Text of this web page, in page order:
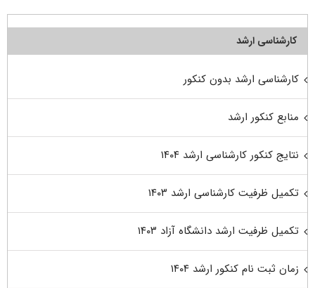
کارشناسی ارشد
کارشناسی ارشد بدون کنکور
منابع کنکور ارشد
نتایج کنکور کارشناسی ارشد ۱۴۰۴
تکمیل ظرفیت کارشناسی ارشد ۱۴۰۳
تکمیل ظرفیت ارشد دانشگاه آزاد ۱۴۰۳
زمان ثبت نام کنکور ارشد ۱۴۰۴